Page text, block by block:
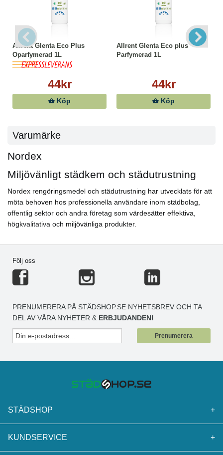
Allrent Glenta Eco Plus
Oparfymerad 1L
44kr
Köp
Allrent Glenta Eco plus
Parfymerad 1L
44kr
Köp
Varumärke
Nordex
Miljövänligt städkem och städutrustning
Nordex rengöringsmedel och städutrustning har utvecklats för att
möta behoven hos professionella användare inom städbolag,
offentlig sektor och andra företag som värdesätter effektiva,
högkvalitativa och miljövänliga produkter.
Följ oss
PRENUMERERA PÅ STÄDSHOP.SE NYHETSBREV OCH TA
DEL AV VÅRA NYHETER & ERBJUDANDEN!
Prenumerera
STÄDSHOP +
KUNDSERVICE +